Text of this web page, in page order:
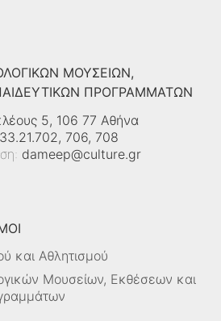
ΜΟΥΣΕΊΩΝ,
ΠΡΟΓΡΑΜΜΆΤΩΝ
5, 106 77 Αθήνα
706, 708
dameep@culture.gr
και Αθλητισμού
Μουσείων, Εκθέσεων και